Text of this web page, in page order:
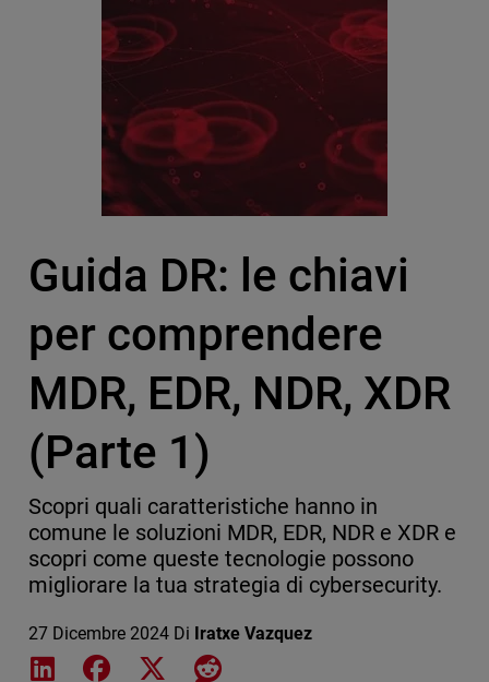
Guida DR: le chiavi
per comprendere
MDR, EDR, NDR, XDR
(Parte 1)
Scopri quali caratteristiche hanno in
comune le soluzioni MDR, EDR, NDR e XDR e
scopri come queste tecnologie possono
migliorare la tua strategia di cybersecurity.
27 Dicembre 2024 Di Iratxe Vazquez
Share on LinkedIn
Share on Facebook
Share on XShare on Reddit